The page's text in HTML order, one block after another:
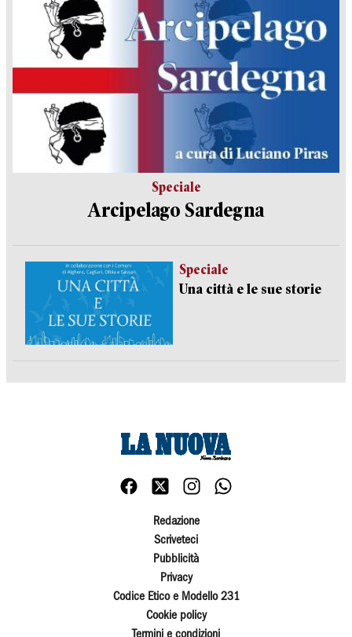
Speciale
Arcipelago Sardegna
Speciale
Una città e le sue storie
Redazione
Scriveteci
Pubblicità
Privacy
Codice Etico e Modello 231
Cookie policy
Termini e condizioni